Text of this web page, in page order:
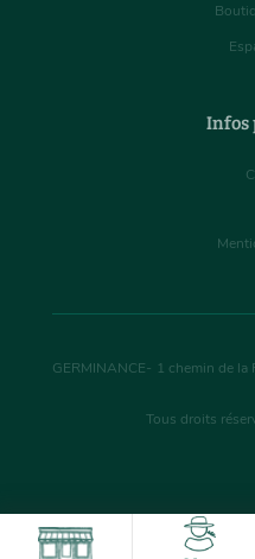
Infos
GERMINANCE- 1 chemin de la
Tous droits